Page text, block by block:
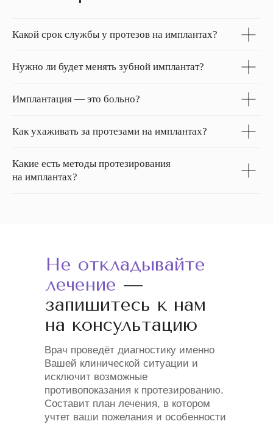
Какой срок службы у протезов на имплантах?
Нужно ли будет менять зубной имплантат?
Имплантация — это больно?
Как ухаживать за протезами на имплантах?
Какие есть методы протезирования
на имплантах?
Не откладывайте
лечение —
запишитесь к нам
на консультацию
Врач проведёт диагностику именно
Вашей клинической ситуации и
исключит возможные
противопоказания к протезированию.
Составит план лечения, в котором
учтет ваши пожелания и особенности